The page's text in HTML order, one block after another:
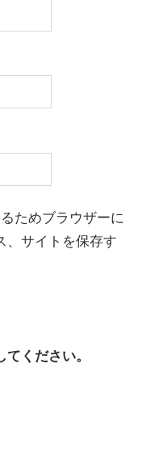
ためブラウザーに
、サイトを保存す
ください。